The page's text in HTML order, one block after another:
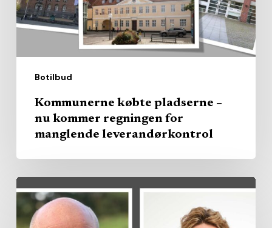
Botilbud
regningen
for
Kommunerne købte pladserne –
nu kommer regningen for
manglende leverandørkontrol
Region
køber
privat